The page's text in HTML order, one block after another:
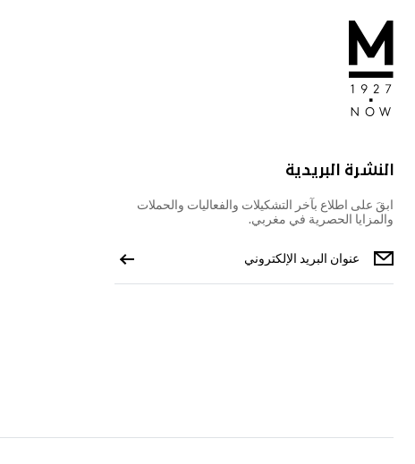
النشرة البريدية
ابقَ على اطلاع بآخر التشكيلات والفعاليات والحملات
والمزايا الحصرية في مغربي.